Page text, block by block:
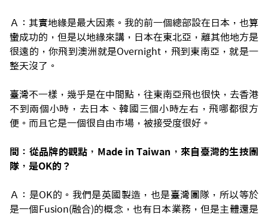
Ａ：其實地緣是最大因素。我的前一個總部設在日本，也算
蠻成功的，但是以地緣來講，日本在東北亞，離其他地方是
很遠的，你飛到澳洲就是Overnight，飛到東南亞，就是一
整天沒了。
臺灣不一樣，幾乎是在中間點，往東南亞飛也很快，去香港
不到兩個小時，去日本、韓國三個小時左右，飛哪都很方
便。而且它是一個很自由市場，被接受度很好。
問：從品牌的觀點，Made in Taiwan，來自臺灣的生技團
隊，是OK的？
Ａ：是OK的。我們是英國製造，也是臺灣團隊，所以等於
是一個Fusion(融合)的概念，也有日本業務，但是主體還是